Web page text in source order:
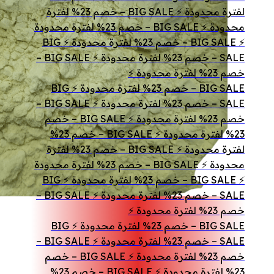
لفترة محدودة ⚡ BIG SALE – خصم 23% لفترة
محدودة ⚡ BIG SALE – خصم 23% لفترة محدودة
⚡ BIG SALE – خصم 23% لفترة محدودة ⚡ BIG
SALE – خصم 23% لفترة محدودة ⚡ BIG SALE –
خصم 23% لفترة محدودة ⚡
BIG SALE – خصم 23% لفترة محدودة ⚡ BIG
SALE – خصم 23% لفترة محدودة ⚡ BIG SALE –
خصم 23% لفترة محدودة ⚡ BIG SALE – خصم
23% لفترة محدودة ⚡ BIG SALE – خصم 23%
لفترة محدودة ⚡ BIG SALE – خصم 23% لفترة
محدودة ⚡ BIG SALE – خصم 23% لفترة محدودة
⚡ BIG SALE – خصم 23% لفترة محدودة ⚡ BIG
SALE – خصم 23% لفترة محدودة ⚡ BIG SALE –
خصم 23% لفترة محدودة ⚡
BIG SALE – خصم 23% لفترة محدودة ⚡ BIG
SALE – خصم 23% لفترة محدودة ⚡ BIG SALE –
خصم 23% لفترة محدودة ⚡ BIG SALE – خصم